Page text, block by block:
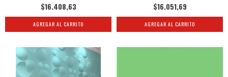
$16.408,63 $16.051,69